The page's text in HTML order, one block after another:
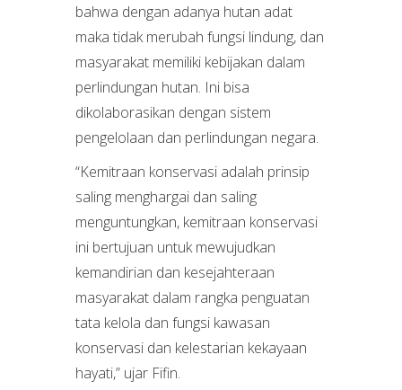
bahwa dengan adanya hutan adat
maka tidak merubah fungsi lindung, dan
masyarakat memiliki kebijakan dalam
perlindungan hutan. Ini bisa
dikolaborasikan dengan sistem
pengelolaan dan perlindungan negara.
“Kemitraan konservasi adalah prinsip
saling menghargai dan saling
menguntungkan, kemitraan konservasi
ini bertujuan untuk mewujudkan
kemandirian dan kesejahteraan
masyarakat dalam rangka penguatan
tata kelola dan fungsi kawasan
konservasi dan kelestarian kekayaan
hayati,” ujar Fifin.